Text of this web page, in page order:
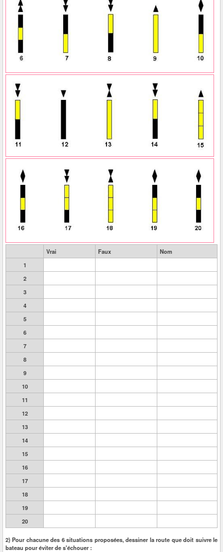
Vrai Faux
Nom
1
2
3
4
5
6
7
8
9
10
11
12
13
14
15
16
17
18
19
20
2) Pour chacune des 6 situations proposées, dessiner la route que doit suivre le
bateau pour éviter de s'échouer :